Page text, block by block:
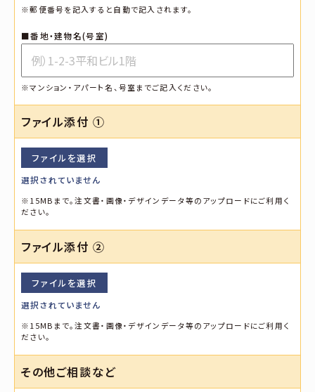
※郵便番号を記入すると自動で記入されます。
■番地・建物名(号室)
※マンション・アパート名、号室までご記入ください。
ファイル添付 ①
ファイルを選択
選択されていません
※15MBまで。注文書・画像・デザインデータ等のアップロードにご利用く
ださい。
ファイル添付 ➁
ファイルを選択
選択されていません
※15MBまで。注文書・画像・デザインデータ等のアップロードにご利用く
ださい。
その他ご相談など